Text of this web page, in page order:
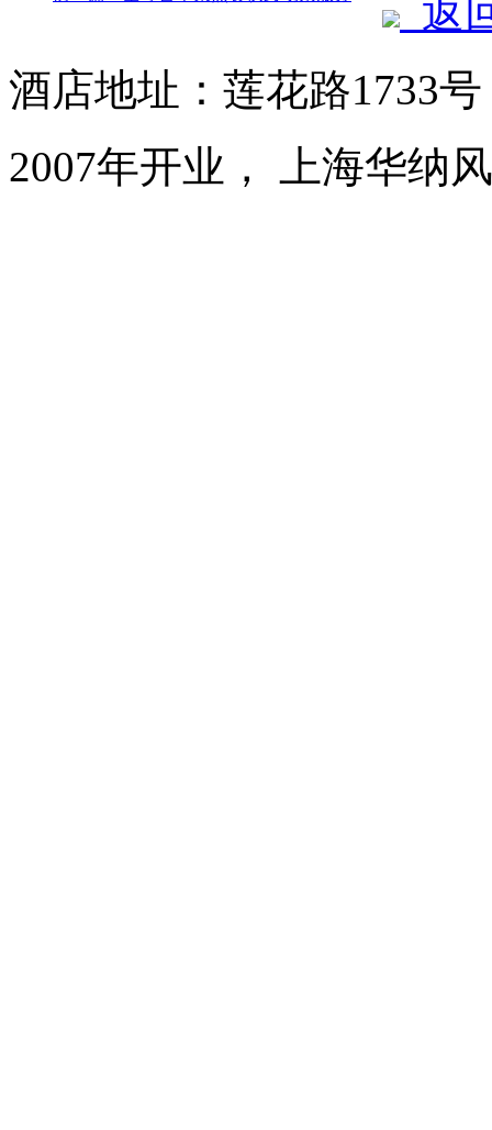
返
酒店地址：莲花路1733
2007年开业， 上海华